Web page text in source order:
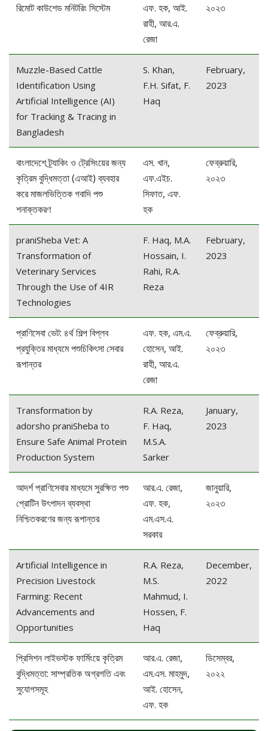
রিমোট কাউশেড মনিটরিং সিস্টেম
এফ. হক, আই.
রাহী, আর.এ.
রেজা
২০২৩
Muzzle-Based Cattle
Identification Using
Artificial Intelligence (AI)
for Tracking & Tracing in
Bangladesh
S. Khan,
F.H. Sifat, F.
Haq
February,
2023
বাংলাদেশে ট্র্যাকিং ও ট্রেসিংয়ের জন্য
কৃত্রিম বুদ্ধিমত্তা (এআই) ব্যবহার
করে মাজলভিত্তিক গবাদি পশু
শনাক্তকরণ
এস. খান,
এফ.এইচ.
সিফাত, এফ.
হক
ফেব্রুয়ারি,
২০২৩
praniSheba Vet: A
Transformation of
Veterinary Services
Through the Use of 4IR
Technologies
F. Haq, M.A.
Hossain, I.
Rahi, R.A.
Reza
February,
2023
প্রাণিসেবা ভেট: ৪র্থ শিল্প বিপ্লব
প্রযুক্তির মাধ্যমে পশুচিকিৎসা সেবার
রূপান্তর
এফ. হক, এম.এ.
হোসেন, আই.
রাহী, আর.এ.
রেজা
ফেব্রুয়ারি,
২০২৩
Transformation by
adorsho praniSheba to
Ensure Safe Animal Protein
Production System
R.A. Reza,
F. Haq,
M.S.A.
Sarker
January,
2023
আদর্শ প্রাণিসেবার মাধ্যমে সুরক্ষিত পশু
প্রোটিন উৎপাদন ব্যবস্থা
নিশ্চিতকরণের জন্য রূপান্তর
আর.এ. রেজা,
এফ. হক,
এম.এস.এ.
সরকার
জানুয়ারি,
২০২৩
Artificial Intelligence in
Precision Livestock
Farming: Recent
Advancements and
Opportunities
R.A. Reza,
M.S.
Mahmud, I.
Hossen, F.
Haq
December,
2022
প্রিসিশন লাইভস্টক ফার্মিংয়ে কৃত্রিম
বুদ্ধিমত্তা: সাম্প্রতিক অগ্রগতি এবং
সুযোগসমূহ
আর.এ. রেজা,
এম.এস. মাহমুদ,
আই. হোসেন,
এফ. হক
ডিসেম্বর,
২০২২